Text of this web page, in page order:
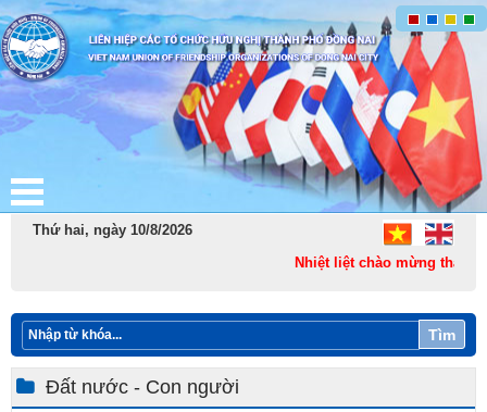
Thứ hai, ngày 10/8/2026
Nhiệt liệt chào mừng thành
Tìm
Đất nước - Con người